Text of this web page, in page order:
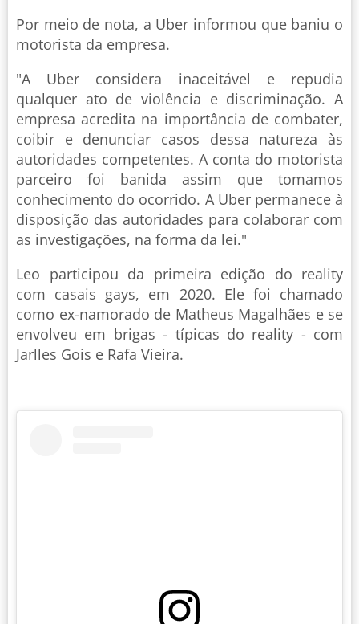
Por meio de nota, a Uber informou que baniu o
motorista da empresa.
"A Uber considera inaceitável e repudia
qualquer ato de violência e discriminação. A
empresa acredita na importância de combater,
coibir e denunciar casos dessa natureza às
autoridades competentes. A conta do motorista
parceiro foi banida assim que tomamos
conhecimento do ocorrido. A Uber permanece à
disposição das autoridades para colaborar com
as investigações, na forma da lei."
Leo participou da primeira edição do reality
com casais gays, em 2020. Ele foi chamado
como ex-namorado de Matheus Magalhães e se
envolveu em brigas - típicas do reality - com
Jarlles Gois e Rafa Vieira.